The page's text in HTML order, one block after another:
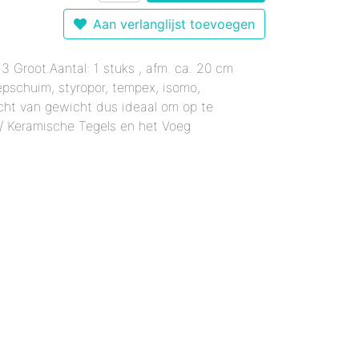
mm - Gemixte Kleuren
Kleuren
Kleuren
18 mm - Gemixte Kleuren
Kleuren
- Enkele Kleuren
Kleuren
mm - Enkele Kleuren
mm - Enkele Kleuren
mm - Enkele Kleuren
12x38 mm - Enkele Kleuren
Enkele Kleuren
Kleuren
- Enkele Kleuren
Aan verlanglijst toevoegen
Groot.Aantal: 1 stuks , afm. ca. 20 cm
styropor, tempex, isomo,
van gewicht dus ideaal om op te
Tegels en het Voeg